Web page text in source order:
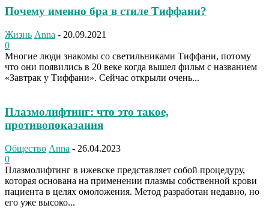
Почему именно бра в стиле Тиффани?
Жизнь Anna - 20.09.2021
0
Многие люди знакомы со светильниками Тиффани, потому
что они появились в 20 веке когда вышел фильм с названием
«Завтрак у Тиффани». Сейчас открыли очень...
Плазмолифтинг: что это такое,
противопоказания
Общество Anna - 26.04.2023
0
Плазмолифтинг в ижевске представляет собой процедуру,
которая основана на применении плазмы собственной крови
пациента в целях омоложения. Метод разработан недавно, но
его уже высоко...